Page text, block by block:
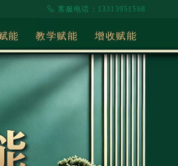
客服电话：13313951568
能 教学赋能 增收赋能